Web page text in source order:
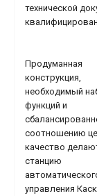
технической
Продуманная
конструкция,
необходимый
функций и
соотношению
качество
станцию
управления